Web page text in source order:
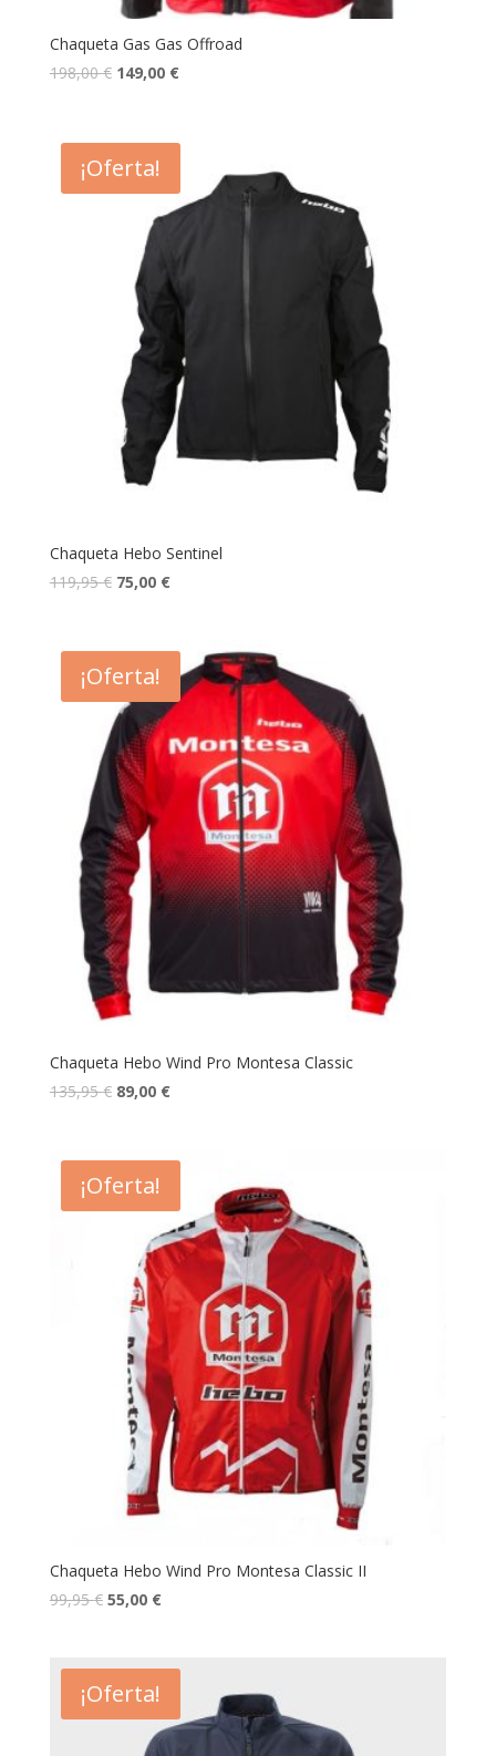
Chaqueta Gas Gas Offroad
198,00€ 149,00 €
¡Oferta!
Chaqueta Hebo Sentinel
119,95€ 75,00 €
¡Oferta!
Chaqueta Hebo Wind Pro Montesa Classic
135,95€ 89,00 €
¡Oferta!
Chaqueta Hebo Wind Pro Montesa Classic II
99,95€ 55,00 €
¡Oferta!